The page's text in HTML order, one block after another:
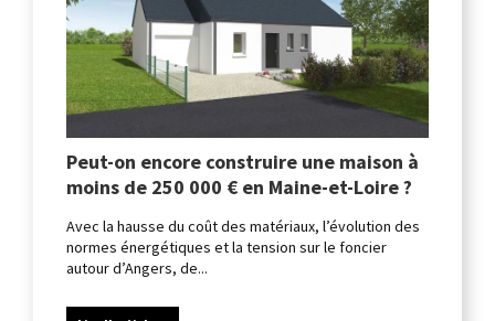
Peut-on encore construire une maison à
moins de 250 000 € en Maine-et-Loire ?
Avec la hausse du coût des matériaux, l’évolution des
normes énergétiques et la tension sur le foncier
autour d’Angers, de...